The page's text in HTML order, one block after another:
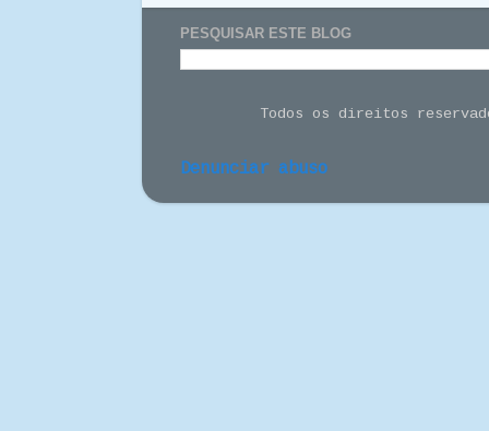
PESQUISAR ESTE BLOG
Todos os direitos
Denunciar abuso